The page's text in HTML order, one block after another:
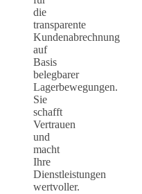
die
transparente
Kundenabrechnung
auf
Basis
belegbarer
Lagerbewegungen.
Sie
schafft
Vertrauen
und
macht
Ihre
Dienstleistungen
wertvoller.